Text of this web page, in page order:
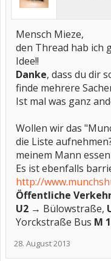
Mensch Mieze,
den Thread hab ich
Idee!!
Danke, dass du dir
finde mehrere
Ist mal was ganz
Wollen wir das
die Liste
meinem Mann
Es ist ebenfalls
http://
Öffentliche
U2 → Bülowstraße,
Yorckstraße Bus M
28. August 2013